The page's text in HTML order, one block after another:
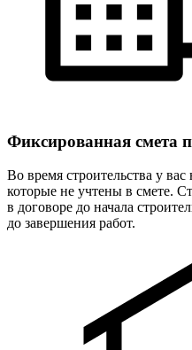
Фиксированная смета
Во время строительства у вас
которые не учтены в смете.
в договоре до начала
до завершения работ.